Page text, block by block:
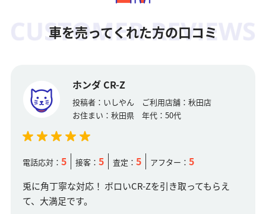
車を売ってくれた方の口コミ
ホンダ CR-Z
投稿者： いしやん ご利用店舗： 秋田店
お住まい： 秋田県 年代： 50代
電話応対： 5 接客： 5 査定： 5 アフター： 5
兎に角丁寧な対応！ ボロいCR-Zを引き取ってもらえ
て、大満足です。